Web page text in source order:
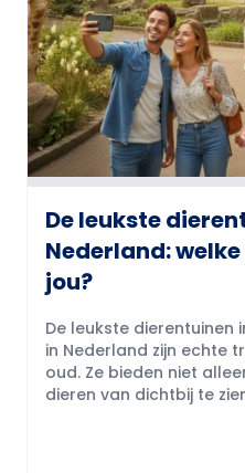
De leukste
Nederland:
jou?
De leukste dierentuinen
in Nederland zijn echte
oud. Ze bieden niet
dieren van dichtbij te